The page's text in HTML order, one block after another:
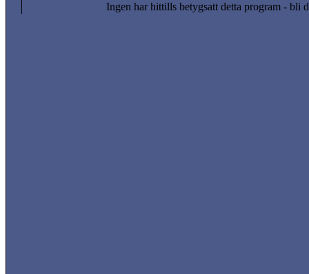
Ingen har hittills betygsatt detta program - bli